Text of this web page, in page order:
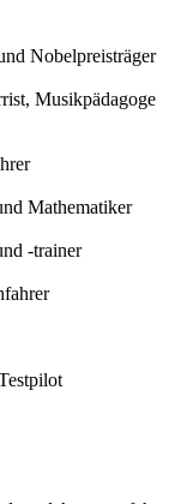
Nobelpreisträger
Musikpädagoge
Mathematiker
-trainer